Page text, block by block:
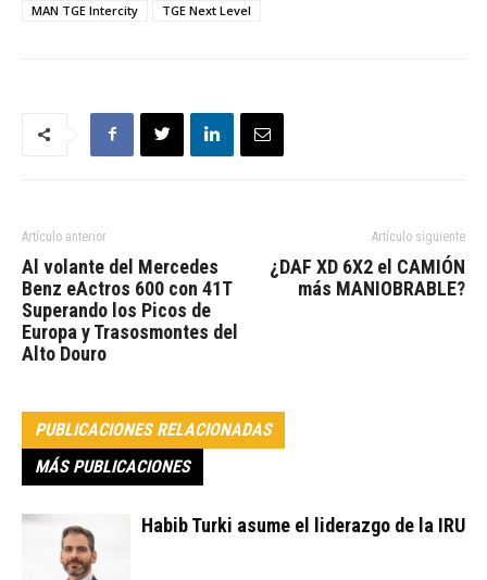
MAN TGE Intercity
TGE Next Level
Artículo anterior
Al volante del Mercedes
Benz eActros 600 con 41T
Superando los Picos de
Europa y Trasosmontes del
Alto Douro
Artículo siguiente
¿DAF XD 6X2 el CAMIÓN
más MANIOBRABLE?
PUBLICACIONES RELACIONADAS
MÁS PUBLICACIONES
Habib Turki asume el liderazgo de la IRU